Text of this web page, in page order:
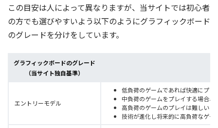
この目安は人によって異なりますが、当サイトでは初心者
の方でも選びやすいよう以下のようにグラフィックボード
のグレードを分けをしています。
グラフィックボードのグレード
（当サイト独自基準）
エントリーモデル
低負荷のゲームであれば快適にプレ
中負荷のゲームをプレイする場合
高負荷のゲームのプレイは難しい
技術が進化し将来的に高負荷なゲ